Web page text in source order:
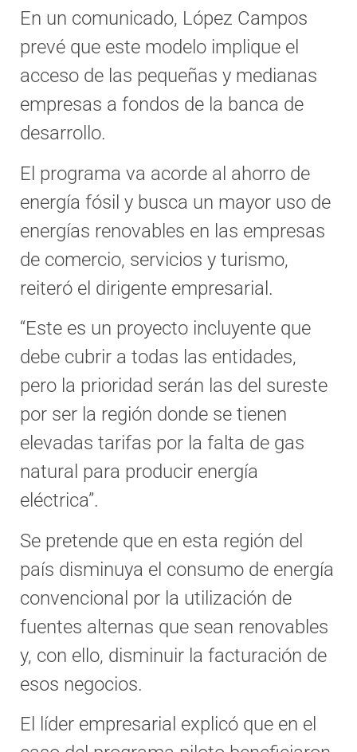
En un comunicado, López Campos
prevé que este modelo implique el
acceso de las pequeñas y medianas
empresas a fondos de la banca de
desarrollo.
El programa va acorde al ahorro de
energía fósil y busca un mayor uso de
energías renovables en las empresas
de comercio, servicios y turismo,
reiteró el dirigente empresarial.
“Este es un proyecto incluyente que
debe cubrir a todas las entidades,
pero la prioridad serán las del sureste
por ser la región donde se tienen
elevadas tarifas por la falta de gas
natural para producir energía
eléctrica”.
Se pretende que en esta región del
país disminuya el consumo de energía
convencional por la utilización de
fuentes alternas que sean renovables
y, con ello, disminuir la facturación de
esos negocios.
El líder empresarial explicó que en el